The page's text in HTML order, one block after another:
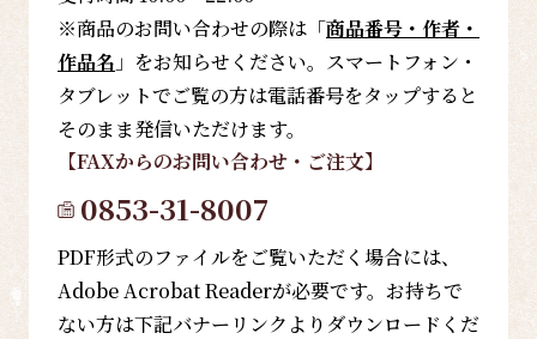
※商品のお問い合わせの際は「商品番号・作者・
作品名 」をお知らせください。スマートフォン・
タブレットでご覧の方は電話番号をタップすると
そのまま発信いただけます。
【FAXからのお問い合わせ・ご注文】
0853-31-8007
PDF形式のファイルをご覧いただく場合には、
Adobe Acrobat Readerが必要です。お持ちで
ない方は下記バナーリンクよりダウンロードくだ